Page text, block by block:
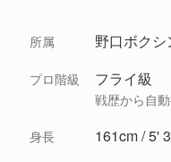
所属 野口ボク
プロ階級 フライ級
戦歴から自
身長 161cm / 5'